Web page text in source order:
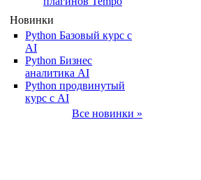
Новинки
Python Базовый курс c
AI
Python Бизнес
аналитика AI
Python продвинутый
курс с AI
Все новинки »